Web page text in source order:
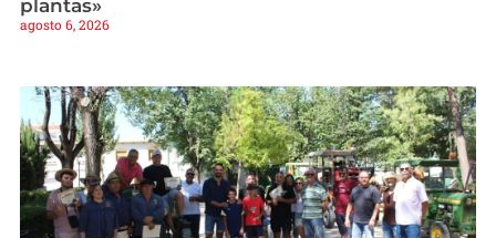
plantas»
agosto 6, 2026